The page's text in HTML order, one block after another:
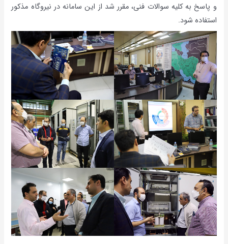
و پاسخ به کلیه سوالات فنی، مقرر شد از این سامانه در نیروگاه مذکور
استفاده شود.